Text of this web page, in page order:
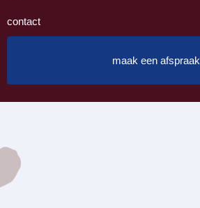
contact
maak een afspraak